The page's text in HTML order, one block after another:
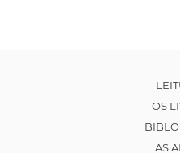
OS
AS